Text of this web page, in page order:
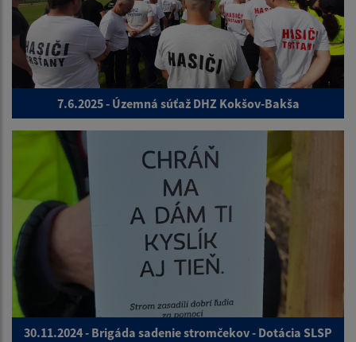
7.6.2025 - Územná súťaž DHZ Kokšov-Bakša
30.11.2024 - Brigáda sadenie stromčekov - Dotácia SLSP